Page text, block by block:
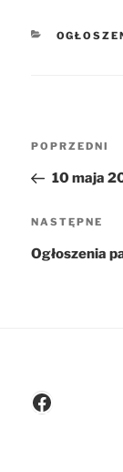
wpisu
Poprzedni
wpis
POPRZEDNI
10 maja
Następny
wpis
NASTĘPNE
Ogłoszenia
Facebook